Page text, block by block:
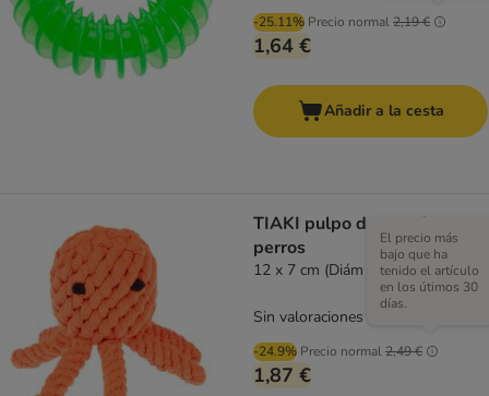
-25.11% Precio normal2,19 €
1,64 €
Añadir a la cesta
TIAKI pulpo de cuerda para
perros
12 x 7 cm (Diám x Al) aprox.
-24.9% Precio normal2,49 €
El precio más
bajo que ha
tenido el artículo
en los útimos 30
días.
1,87 €
Sin valoraciones